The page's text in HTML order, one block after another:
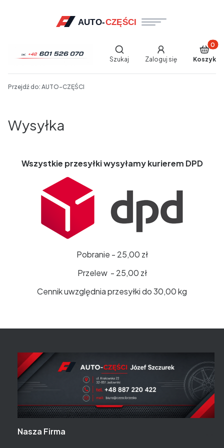
Otwórz wyszukiwarkę
Szukaj Zaloguj się Koszyk
Przejdź do: AUTO-CZĘŚCI
Wysyłka
Wszystkie przesyłki wysyłamy kurierem DPD
Pobranie - 25,00 zł
Przelew - 25,00 zł
Cennik uwzględnia przesyłki do 30,00 kg
Linki w stopce
Nasza Firma